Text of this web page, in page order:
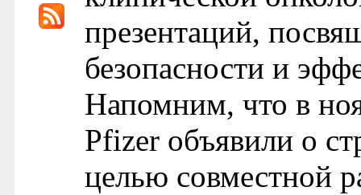
презентаций,
безопасности и
Напомним, что в
Pfizer объявили о
целью совместной